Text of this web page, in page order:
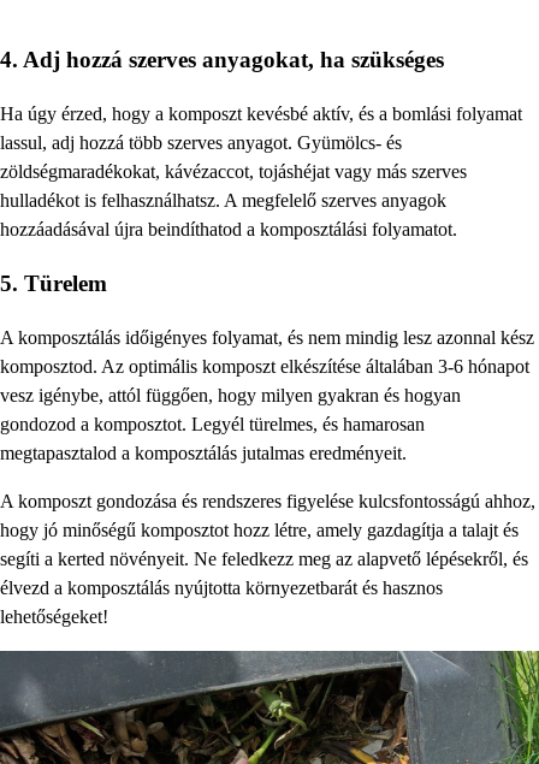
4. Adj hozzá szerves anyagokat, ha szükséges
Ha úgy érzed, hogy a komposzt kevésbé aktív, és a bomlási folyamat
lassul, adj hozzá több szerves anyagot. Gyümölcs- és
zöldségmaradékokat, kávézaccot, tojáshéjat vagy más szerves
hulladékot is felhasználhatsz. A megfelelő szerves anyagok
hozzáadásával újra beindíthatod a komposztálási folyamatot.
5. Türelem
A komposztálás időigényes folyamat, és nem mindig lesz azonnal kész
komposztod. Az optimális komposzt elkészítése általában 3-6 hónapot
vesz igénybe, attól függően, hogy milyen gyakran és hogyan
gondozod a komposztot. Legyél türelmes, és hamarosan
megtapasztalod a komposztálás jutalmas eredményeit.
A komposzt gondozása és rendszeres figyelése kulcsfontosságú ahhoz,
hogy jó minőségű komposztot hozz létre, amely gazdagítja a talajt és
segíti a kerted növényeit. Ne feledkezz meg az alapvető lépésekről, és
élvezd a komposztálás nyújtotta környezetbarát és hasznos
lehetőségeket!